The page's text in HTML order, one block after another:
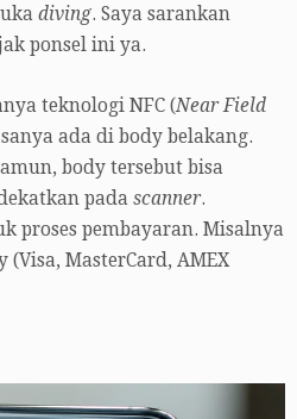
diving. Saya sarankan
ponsel ini ya.
teknologi NFC (Near Field
ada di body belakang.
body tersebut bisa
pada scanner.
proses pembayaran. Misalnya
MasterCard, AMEX